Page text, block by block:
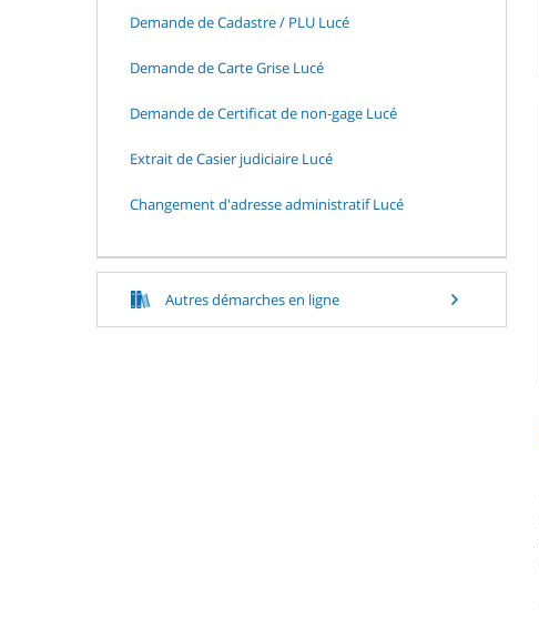
Demande de Cadastre / PLU Lucé
Demande de Carte Grise Lucé
Demande de Certificat de non-gage Lucé
Extrait de Casier judiciaire Lucé
Changement d'adresse administratif Lucé
Autres démarches en ligne